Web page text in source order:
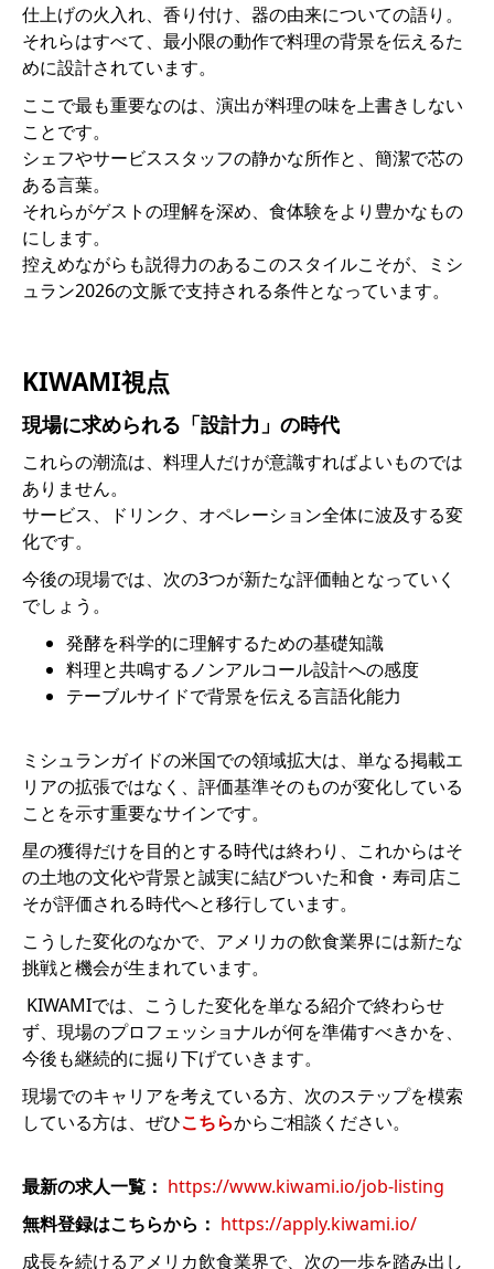
仕上げの火入れ、香り付け、器の由来についての語り。
それらはすべて、最小限の動作で料理の背景を伝えるた
めに設計されています。
ここで最も重要なのは、演出が料理の味を上書きしない
ことです。
シェフやサービススタッフの静かな所作と、簡潔で芯の
ある言葉。
それらがゲストの理解を深め、食体験をより豊かなもの
にします。
控えめながらも説得力のあるこのスタイルこそが、ミシ
ュラン2026の文脈で支持される条件となっています。
KIWAMI視点
現場に求められる「設計力」の時代
これらの潮流は、料理人だけが意識すればよいものでは
ありません。
サービス、ドリンク、オペレーション全体に波及する変
化です。
今後の現場では、次の3つが新たな評価軸となっていく
でしょう。
発酵を科学的に理解するための基礎知識
料理と共鳴するノンアルコール設計への感度
テーブルサイドで背景を伝える言語化能力
ミシュランガイドの米国での領域拡大は、単なる掲載エ
リアの拡張ではなく、評価基準そのものが変化している
ことを示す重要なサインです。
星の獲得だけを目的とする時代は終わり、これからはそ
の土地の文化や背景と誠実に結びついた和食・寿司店こ
そが評価される時代へと移行しています。
こうした変化のなかで、アメリカの飲食業界には新たな
挑戦と機会が生まれています。
KIWAMIでは、こうした変化を単なる紹介で終わらせ
ず、現場のプロフェッショナルが何を準備すべきかを、
今後も継続的に掘り下げていきます。
現場でのキャリアを考えている方、次のステップを模索
している方は、ぜひこちらからご相談ください。
最新の求人一覧 ： https://www.kiwami.io/job-listing
無料登録はこちらから： https://apply.kiwami.io/
成長を続けるアメリカ飲食業界で、次の一歩を踏み出し